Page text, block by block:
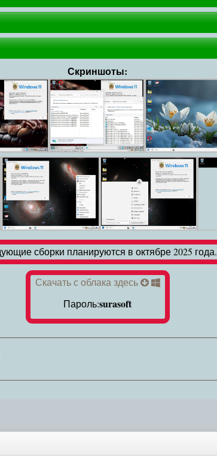
Скриншоты:
сборки планируются в октябре 2025 года.
Скачать с облака здесь
Пароль:surasoft